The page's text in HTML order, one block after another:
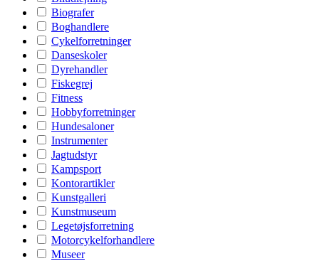
Biografer
Boghandlere
Cykelforretninger
Danseskoler
Dyrehandler
Fiskegrej
Fitness
Hobbyforretninger
Hundesaloner
Instrumenter
Jagtudstyr
Kampsport
Kontorartikler
Kunstgalleri
Kunstmuseum
Legetøjsforretning
Motorcykelforhandlere
Museer